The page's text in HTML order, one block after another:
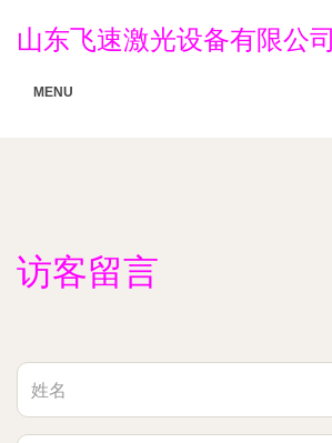
山东飞速激光设备有限公司
MENU
访客留言